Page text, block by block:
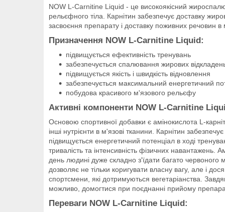
NOW L-Carnitine Liquid - це високоякісний
рельєфного тіла. Карнітин забезпечує доставку
засвоєння препарату і доставку поживних речовин в
Призначення NOW L-Carnitine Liquid:
підвищується ефективність тренувань
забезпечується спалювання жирових
підвищується якість і швидкість відновлення
забезпечується максимальний енергетичний
побудова красивого м'язового рельєфу
Активні компоненти NOW L-Carnitine
Основою спортивної добавки є амінокислота L-
інші нутрієнти в м'язові тканини. Карнітин
підвищується енергетичний потенціал в ході
тривалість та інтенсивність фізичних
день людині дуже складно з'їдати багато
дозволяє не тільки коригувати власну вагу, але і
спортсмени, які дотримуються вегетаріанства.
можливо, домогтися при поєднанні прийому
Переваги NOW L-Carnitine Liquid: